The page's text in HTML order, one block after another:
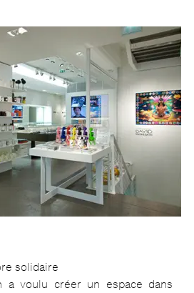
solidaire
a voulu créer un espace dans